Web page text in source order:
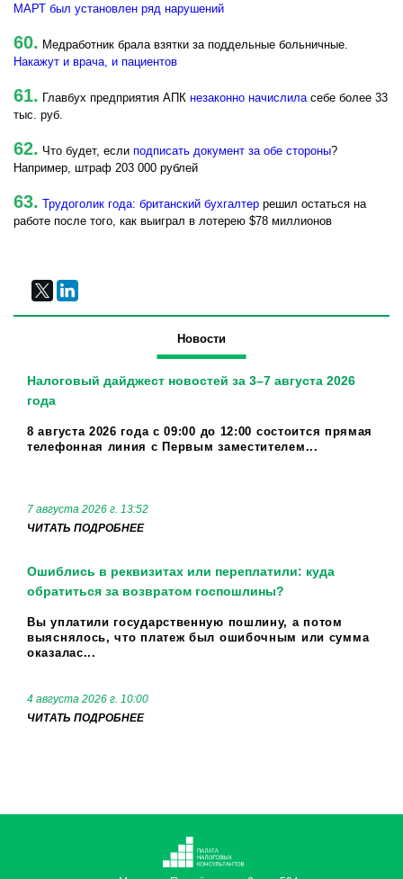
МАРТ был установлен ряд нарушений
60. Медработник брала взятки за поддельные больничные.
Накажут и врача, и пациентов
61. Главбух предприятия АПК незаконно начислила себе более 33
тыс. руб.
62. Что будет, если подписать документ за обе стороны?
Например, штраф 203 000 рублей
63. Трудоголик года: британский бухгалтер решил остаться на
работе после того, как выиграл в лотерею $78 миллионов
Новости
Налоговый дайджест новостей за 3–7 августа 2026
года
8 августа 2026 года с 09:00 до 12:00 состоится прямая
телефонная линия с Первым заместителем...
7 августа 2026 г. 13:52
ЧИТАТЬ ПОДРОБНЕЕ
Ошиблись в реквизитах или переплатили: куда
обратиться за возвратом госпошлины?
Вы уплатили государственную пошлину, а потом
выяснялось, что платеж был ошибочным или сумма
оказалас...
4 августа 2026 г. 10:00
ЧИТАТЬ ПОДРОБНЕЕ